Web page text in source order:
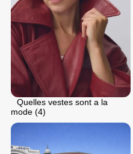
Quelles vestes sont a la
mode (4)